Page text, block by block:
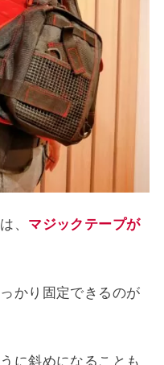
、 マジックテープが
かり固定できるのが
に斜めになることも